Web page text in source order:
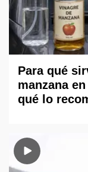
Para qué
manzana
qué lo